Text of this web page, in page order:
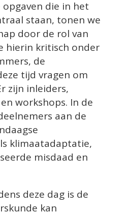
die in het
staan, tonen we
door de rol van
hierin kritisch onder
de
tijd vragen om
zijn inleiders,
workshops. In de
aan de
klimaatadaptatie,
misdaad en
deze dag is de
kan